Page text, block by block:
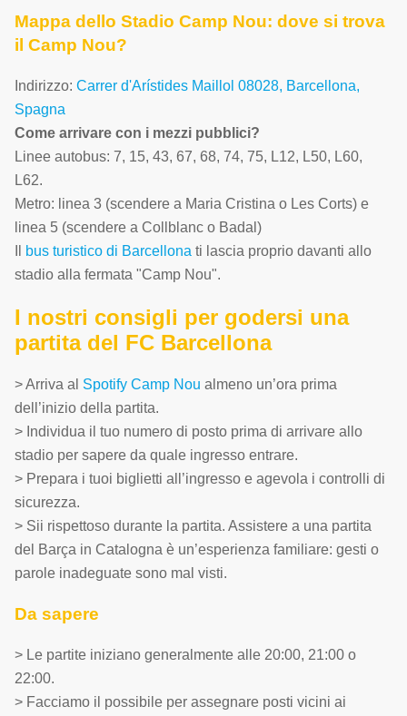
Mappa dello Stadio Camp Nou: dove si trova
il Camp Nou?
Indirizzo: Carrer d'Arístides Maillol 08028, Barcellona,
Spagna
Come arrivare con i mezzi pubblici?
Linee autobus: 7, 15, 43, 67, 68, 74, 75, L12, L50, L60,
L62.
Metro: linea 3 (scendere a Maria Cristina o Les Corts) e
linea 5 (scendere a Collblanc o Badal)
bus turistico di Barcellona ti lascia proprio davanti allo
stadio alla fermata "Camp Nou".
I nostri consigli per godersi una
partita del FC Barcellona
> Arriva al Spotify Camp Nou almeno un’ora prima
dell’inizio della partita.
> Individua il tuo numero di posto prima di arrivare allo
stadio per sapere da quale ingresso entrare.
> Prepara i tuoi biglietti all’ingresso e agevola i controlli di
sicurezza.
> Sii rispettoso durante la partita. Assistere a una partita
del Barça in Catalogna è un’esperienza familiare: gesti o
parole inadeguate sono mal visti.
Da sapere
> Le partite iniziano generalmente alle 20:00, 21:00 o
22:00.
> Facciamo il possibile per assegnare posti vicini ai